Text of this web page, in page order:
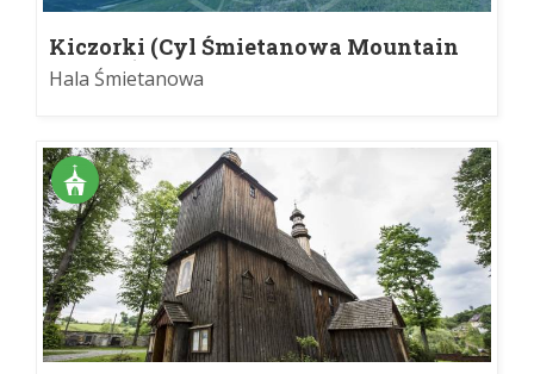
Kiczorki (Cyl Śmietanowa Mountain
Pasture)
Hala Śmietanowa